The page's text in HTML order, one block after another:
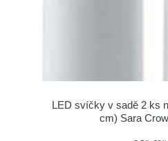
LED svíčky v sadě 2 ks
cm) Sara